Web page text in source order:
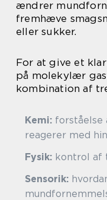
ændrer
fremhæve
eller sukker.
For at give et
på molekylær
kombination af
Kemi: forståelse
reagerer med
Fysik: kontrol af
Sensorik: